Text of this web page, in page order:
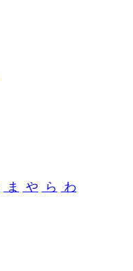
ま や ら わ